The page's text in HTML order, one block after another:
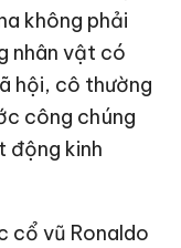
không phải
nhân vật có
hội, cô thường
công chúng
động kinh
cổ vũ Ronaldo